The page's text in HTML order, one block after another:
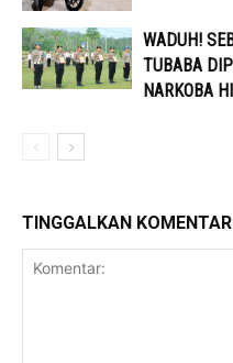
WADUH!
TUBABA
NARKOBA
TINGGALKAN KOMENTAR